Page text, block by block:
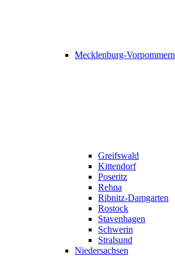
Mecklenburg-Vorpommern
Greifswald
Kittendorf
Poseritz
Rehna
Ribnitz-Damgarten
Rostock
Stavenhagen
Schwerin
Stralsund
Niedersachsen